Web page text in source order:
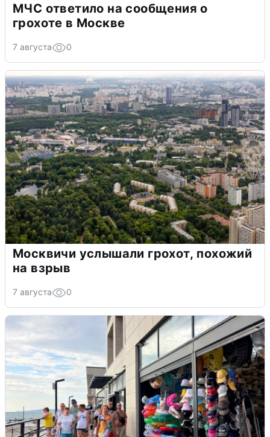
МЧС ответило на сообщения о
грохоте в Москве
7 августа 0
Москвичи услышали грохот, похожий
на взрыв
7 августа 0